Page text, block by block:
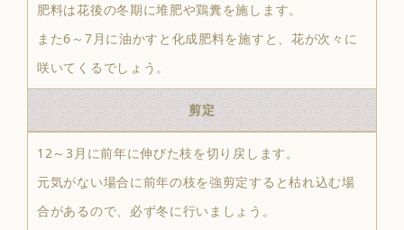
肥料は花後の冬期に堆肥や鶏糞を施します。
また6～7月に油かすと化成肥料を施すと、花が次々に
咲いてくるでしょう。
剪定
12～3月に前年に伸びた枝を切り戻します。
元気がない場合に前年の枝を強剪定すると枯れ込む場
合があるので、必ず冬に行いましょう。